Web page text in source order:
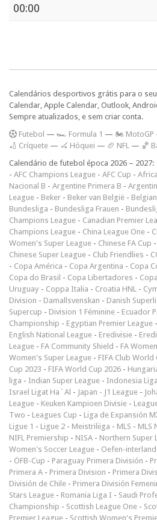
00:00
Calendários desportivos grátis para o
Calendar, Apple Calendar, Outlook,
Sempre atualizados, e sem criar conta.
Futebol — 🏎️ Formula 1 — 🏍 MotoGP
🏏 Críquete — 🏑 Hóquei — 🏈 NFL — 🏀
Calendário de futebol época 2026 – 2027:
- AFC Champions League - AFC Cup -
Nacional B - Argentine Primera B -
League - Beker - Beker van België -
Bundesliga - Bundesliga Frauen -
Champions League - Canadian Premier
Champions League - China League One -
Women's Super League - Chinese FA Cup -
Chinese Super League - Club Friendlies -
- Copa América - Copa Argentina - Copa
Copa do Brasil - Copa Libertadores -
Uruguay - Coppa Italia - Croatia HNL -
Division - Damallsvenskan - Danish
Supercup - Division 1 Féminine - Ecuador
Championship - Egyptian Premier League -
English National League - Eredivisie -
League - FA Community Shield - FA
Women's Super League - FIFA Club World
Cup 2023 - FIFA World Cup 2026 -
liga - Indian Super League - Indonesia
Israel Ligat Ha`Al - Japan - J1 League -
League - Keuken Kampioen Divisie -
Two - Leagues Cup - Liga de Expansión
Ligue 1 - Ligue 2 - Meistriliiga - MLS - MLS
NIFL Premiership - NISA - Northern Super
Women's Soccer League - Oefen-
- ÖFB-Cup - Paraguay Primera División -
Primera A - Primera Division - Primera
División de Chile - Primera División
Stars League - Romania Liga I - Saudi
Championship - Scottish League One -
Premier League - Scottish Women's